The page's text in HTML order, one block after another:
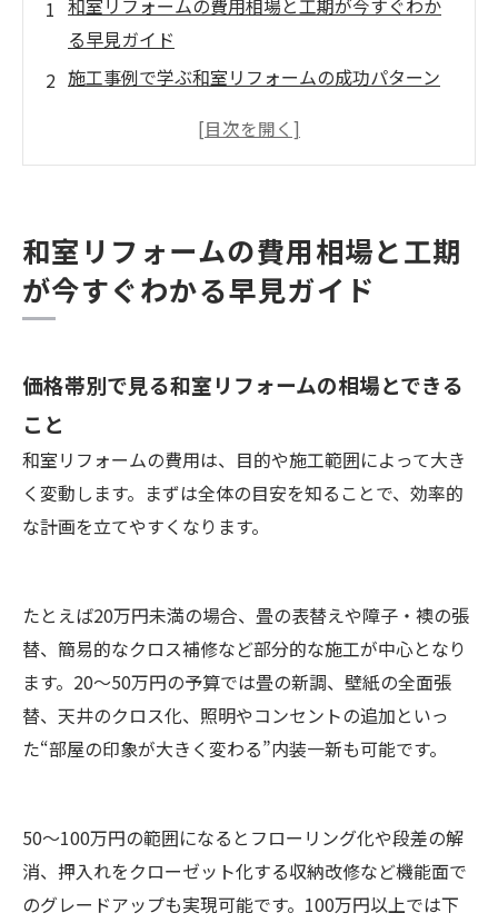
和室リフォームの費用相場と工期が今すぐわか
る早見ガイド
施工事例で学ぶ和室リフォームの成功パターン
素材選びで差がつく和室リフォームの快適性と
会社概要
和室リフォームの費用相場と工期
が今すぐわかる早見ガイド
価格帯別で見る和室リフォームの相場とできる
こと
和室リフォームの費用は、目的や施工範囲によって大き
く変動します。まずは全体の目安を知ることで、効率的
な計画を立てやすくなります。
たとえば20万円未満の場合、畳の表替えや障子・襖の張
替、簡易的なクロス補修など部分的な施工が中心となり
ます。20〜50万円の予算では畳の新調、壁紙の全面張
替、天井のクロス化、照明やコンセントの追加といっ
た“部屋の印象が大きく変わる”内装一新も可能です。
50〜100万円の範囲になるとフローリング化や段差の解
消、押入れをクローゼット化する収納改修など機能面で
のグレードアップも実現可能です。100万円以上では下